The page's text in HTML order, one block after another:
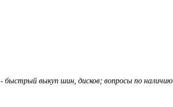
- быстрый выкуп шин, дисков; вопросы по наличию